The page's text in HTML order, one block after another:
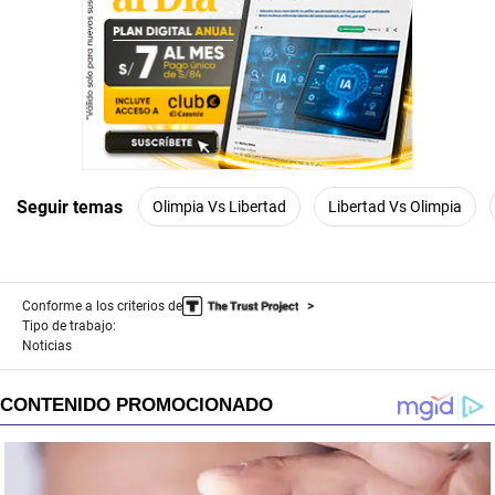
Seguir temas Olimpia Vs Libertad Libertad Vs Olimpia
Conforme a los criterios de
Tipo de trabajo:
Noticias